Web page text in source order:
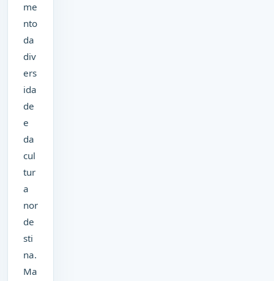
me
nto
da
div
ers
ida
de
e
da
cul
tur
a
nor
de
sti
na.
Ma